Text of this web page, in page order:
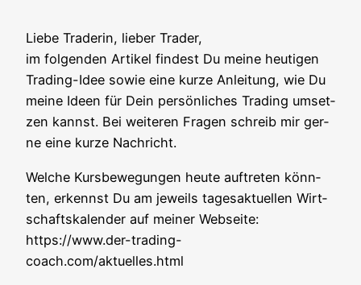
Lie­be Trade­rin, lie­ber Trader,
im fol­gen­den Arti­kel fin­dest Du mei­ne heu­ti­gen
Tra­ding-Idee sowie eine kur­ze Anlei­tung, wie Du
mei­ne Ideen für Dein per­sön­li­ches Tra­ding umset­
zen kannst. Bei wei­te­ren Fra­gen schreib mir ger­
ne eine kur­ze Nachricht.
Wel­che Kurs­be­we­gun­gen heu­te auf­tre­ten könn­
ten, erkennst Du am jeweils tages­ak­tu­el­len Wirt­
schafts­ka­len­der auf mei­ner Web­sei­te:
https://www.der-trading-
coach.com/aktuelles.html